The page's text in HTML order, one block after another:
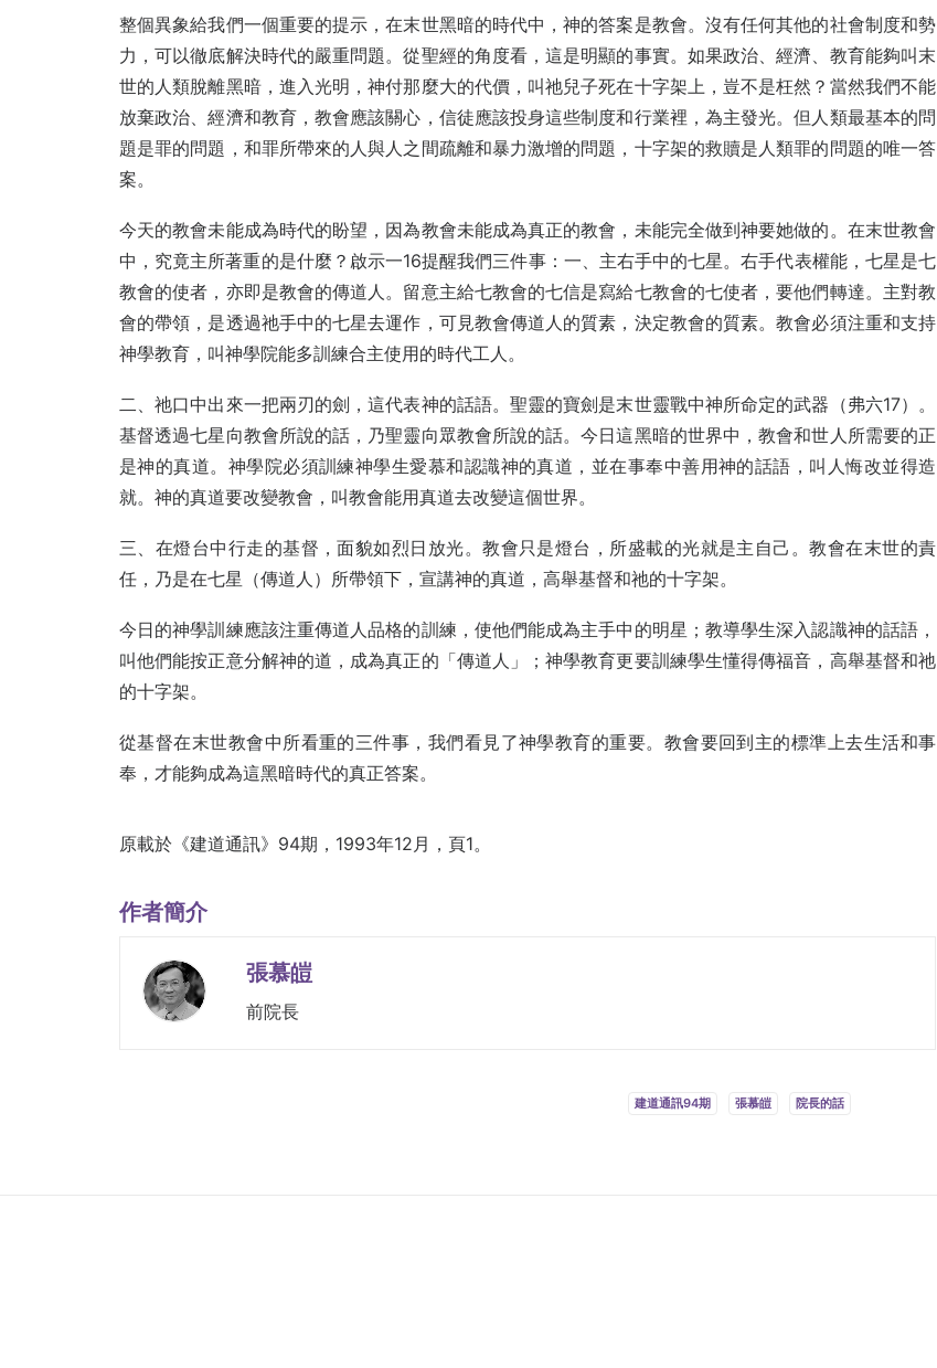
整個異象給我們一個重要的提示，在末世黑暗的時代中，神的答案是教會。沒有任何其他的社會制度和勢
力，可以徹底解決時代的嚴重問題。從聖經的角度看，這是明顯的事實。如果政治、經濟、教育能夠叫末
世的人類脫離黑暗，進入光明，神付那麼大的代價，叫祂兒子死在十字架上，豈不是枉然？當然我們不能
放棄政治、經濟和教育，教會應該關心，信徒應該投身這些制度和行業裡，為主發光。但人類最基本的問
題是罪的問題，和罪所帶來的人與人之間疏離和暴力激增的問題，十字架的救贖是人類罪的問題的唯一答
案。
今天的教會未能成為時代的盼望，因為教會未能成為真正的教會，未能完全做到神要她做的。在末世教會
中，究竟主所著重的是什麼？啟示一16提醒我們三件事：一、主右手中的七星。右手代表權能，七星是七
教會的使者，亦即是教會的傳道人。留意主給七教會的七信是寫給七教會的七使者，要他們轉達。主對教
會的帶領，是透過祂手中的七星去運作，可見教會傳道人的質素，決定教會的質素。教會必須注重和支持
神學教育，叫神學院能多訓練合主使用的時代工人。
二、祂口中出來一把兩刃的劍，這代表神的話語。聖靈的寶劍是末世靈戰中神所命定的武器（弗六17）。
基督透過七星向教會所說的話，乃聖靈向眾教會所說的話。今日這黑暗的世界中，教會和世人所需要的正
是神的真道。神學院必須訓練神學生愛慕和認識神的真道，並在事奉中善用神的話語，叫人悔改並得造
就。神的真道要改變教會，叫教會能用真道去改變這個世界。
三、在燈台中行走的基督，面貌如烈日放光。教會只是燈台，所盛載的光就是主自己。教會在末世的責
任，乃是在七星（傳道人）所帶領下，宣講神的真道，高舉基督和祂的十字架。
今日的神學訓練應該注重傳道人品格的訓練，使他們能成為主手中的明星；教導學生深入認識神的話語，
叫他們能按正意分解神的道，成為真正的「傳道人」；神學教育更要訓練學生懂得傳福音，高舉基督和祂
的十字架。
從基督在末世教會中所看重的三件事，我們看見了神學教育的重要。教會要回到主的標準上去生活和事
奉，才能夠成為這黑暗時代的真正答案。
原載於《建道通訊》94期，1993年12月，頁1。
作者簡介
張慕皚
前院長
建道通訊94期 張慕皚 院長的話